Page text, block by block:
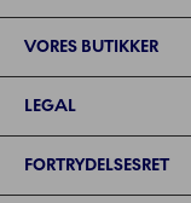
VORES BUTIKKER
LEGAL
FORTRYDELSESRET